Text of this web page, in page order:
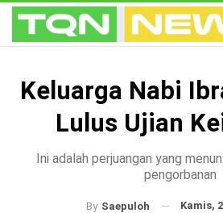
Keluarga Nabi
Lulus Ujian
Ini adalah perjuangan yang
pengorbanan
By Saepuloh Kamis,